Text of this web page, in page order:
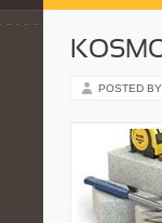
POSTED